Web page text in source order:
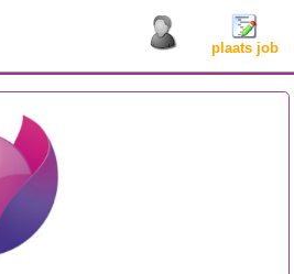
plaats job